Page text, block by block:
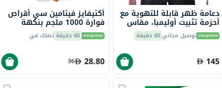
دعامة ظهر قابلة للتهوية مع
أحزمة تثبيت أوليمبا، مقاس
صغير، OWB-514توصيل مجاني60 دقيقة
145
أكتيفايز فيتامين سي أقراص
فوارة 1000 ملجم بنكهة
البرتقال حزمة من 20
60 دقيقة تصلك في
28.80
36